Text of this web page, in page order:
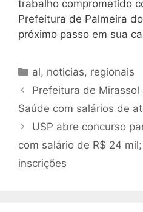
trabalho comprometido
Prefeitura de Palmeira
próximo passo em sua
Categorias
al, noticias, regionais
Prefeitura de Mirassol
Saúde com salários de
USP abre concurso
com salário de R$ 24
inscrições